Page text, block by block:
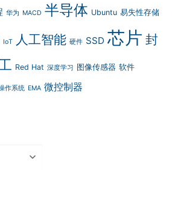
华为 MACD 半导体 Ubuntu 易失性存储
IoT 人工智能 硬件 SSD 芯片 封
Red Hat 深度学习 图像传感器 软件
作系统 EMA 微控制器